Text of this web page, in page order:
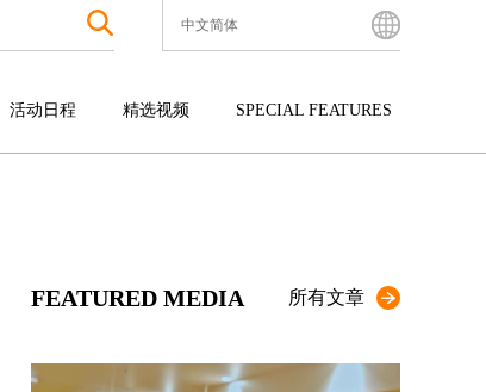
中文简体
Tiếng Việt
活动日程 精选视频 SPECIAL FEATURES
FEATURED MEDIA 所有文章